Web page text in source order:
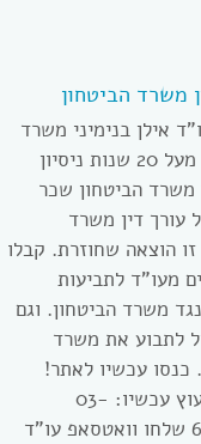
משרד הביטחון
אילן בנימיני משרד
הביטחון מעל 20 שנות ניסיון
משרד הביטחון שכר
עורך דין משרד
זו הוצאה שחוזרת. קבלו
מעו”ד לתביעות
משרד הביטחון. וגם
לתבוע את משרד
כנסו עכשיו לאתר!
שיחת ייעוץ עכשיו: 03-
6935606 שלחו וואטסאפ עו”ד